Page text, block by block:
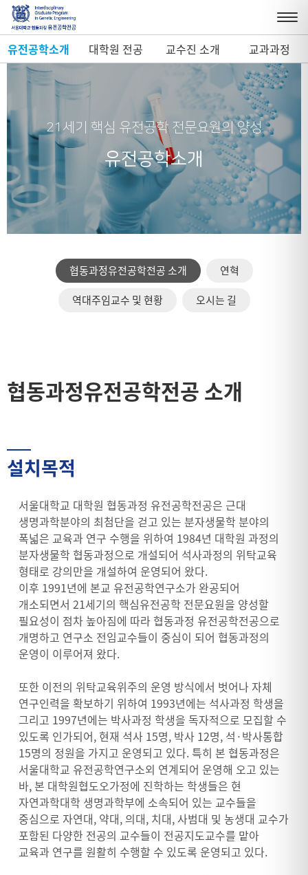
유전공학소개 대학원 전공 교수진 소개 교과과정
21세기 핵심 유전공학 전문요원의 양성
유전공학소개
협동과정유전공학전공 소개
연혁
역대주임교수 및 현황
오시는 길
협동과정유전공학전공 소개
설치목적
서울대학교 대학원 협동과정 유전공학전공은 근대
생명과학분야의 최첨단을 걷고 있는 분자생물학 분야의
폭넓은 교육과 연구 수행을 위하여 1984년 대학원 과정의
분자생물학 협동과정으로 개설되어 석사과정의 위탁교육
형태로 강의만을 개설하여 운영되어 왔다.
이후 1991년에 본교 유전공학연구소가 완공되어
개소되면서 21세기의 핵심유전공학 전문요원을 양성할
필요성이 점차 높아짐에 따라 협동과정 유전공학전공으로
개명하고 연구소 전임교수들이 중심이 되어 협동과정의
운영이 이루어져 왔다.
또한 이전의 위탁교육위주의 운영 방식에서 벗어나 자체
연구인력을 확보하기 위하여 1993년에는 석사과정 학생을
그리고 1997년에는 박사과정 학생을 독자적으로 모집할 수
있도록 인가되어, 현재 석사 15명, 박사 12명, 석·박사통합
15명의 정원을 가지고 운영되고 있다. 특히 본 협동과정은
서울대학교 유전공학연구소외 연계되어 운영해 오고 있는
바, 본 대학원협도오가정에 진학하는 학생들은 현
자연과학대학 생명과학부에 소속되어 있는 교수들을
중심으로 자연대, 약대, 의대, 치대, 사범대 및 농생대 교수가
포함된 다양한 전공의 교수들이 전공지도교수를 맡아
교육과 연구를 원활히 수행할 수 있도록 운영되고 있다.